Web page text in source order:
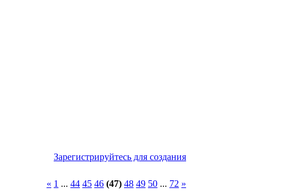
Зарегистрируйтесь для создания
« 1 ... 44 45 46 (47) 48 49 50 ... 72 »